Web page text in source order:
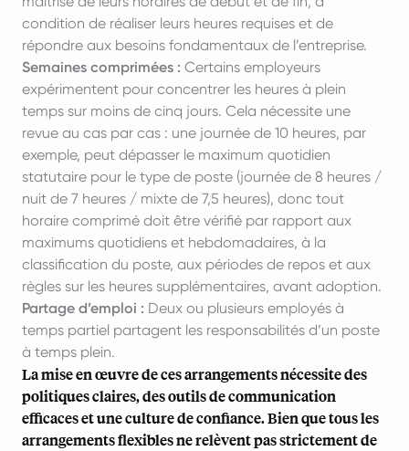
condition de réaliser leurs heures requises et de
répondre aux besoins fondamentaux de l’entreprise.
Semaines comprimées : Certains employeurs
expérimentent pour concentrer les heures à plein
temps sur moins de cinq jours. Cela nécessite une
revue au cas par cas : une journée de 10 heures, par
exemple, peut dépasser le maximum quotidien
statutaire pour le type de poste (journée de 8 heures /
nuit de 7 heures / mixte de 7,5 heures), donc tout
horaire comprimé doit être vérifié par rapport aux
maximums quotidiens et hebdomadaires, à la
classification du poste, aux périodes de repos et aux
règles sur les heures supplémentaires, avant adoption.
Partage d’emploi : Deux ou plusieurs employés à
temps partiel partagent les responsabilités d’un poste
à temps plein.
La mise en œuvre de ces arrangements nécessite des
politiques claires, des outils de communication
efficaces et une culture de confiance. Bien que tous les
arrangements flexibles ne relèvent pas strictement de